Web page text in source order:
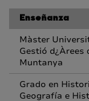
Enseñanza
Màster
Gestió d¿Àrees
Muntanya
Grado en
Geografía e